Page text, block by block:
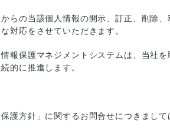
らの当該個人情報の開示、訂正、削除
対応をさせていただきます。
報保護マネジメントシステムは、当社
的に推進します。
護方針」に関するお問合せにつきまして